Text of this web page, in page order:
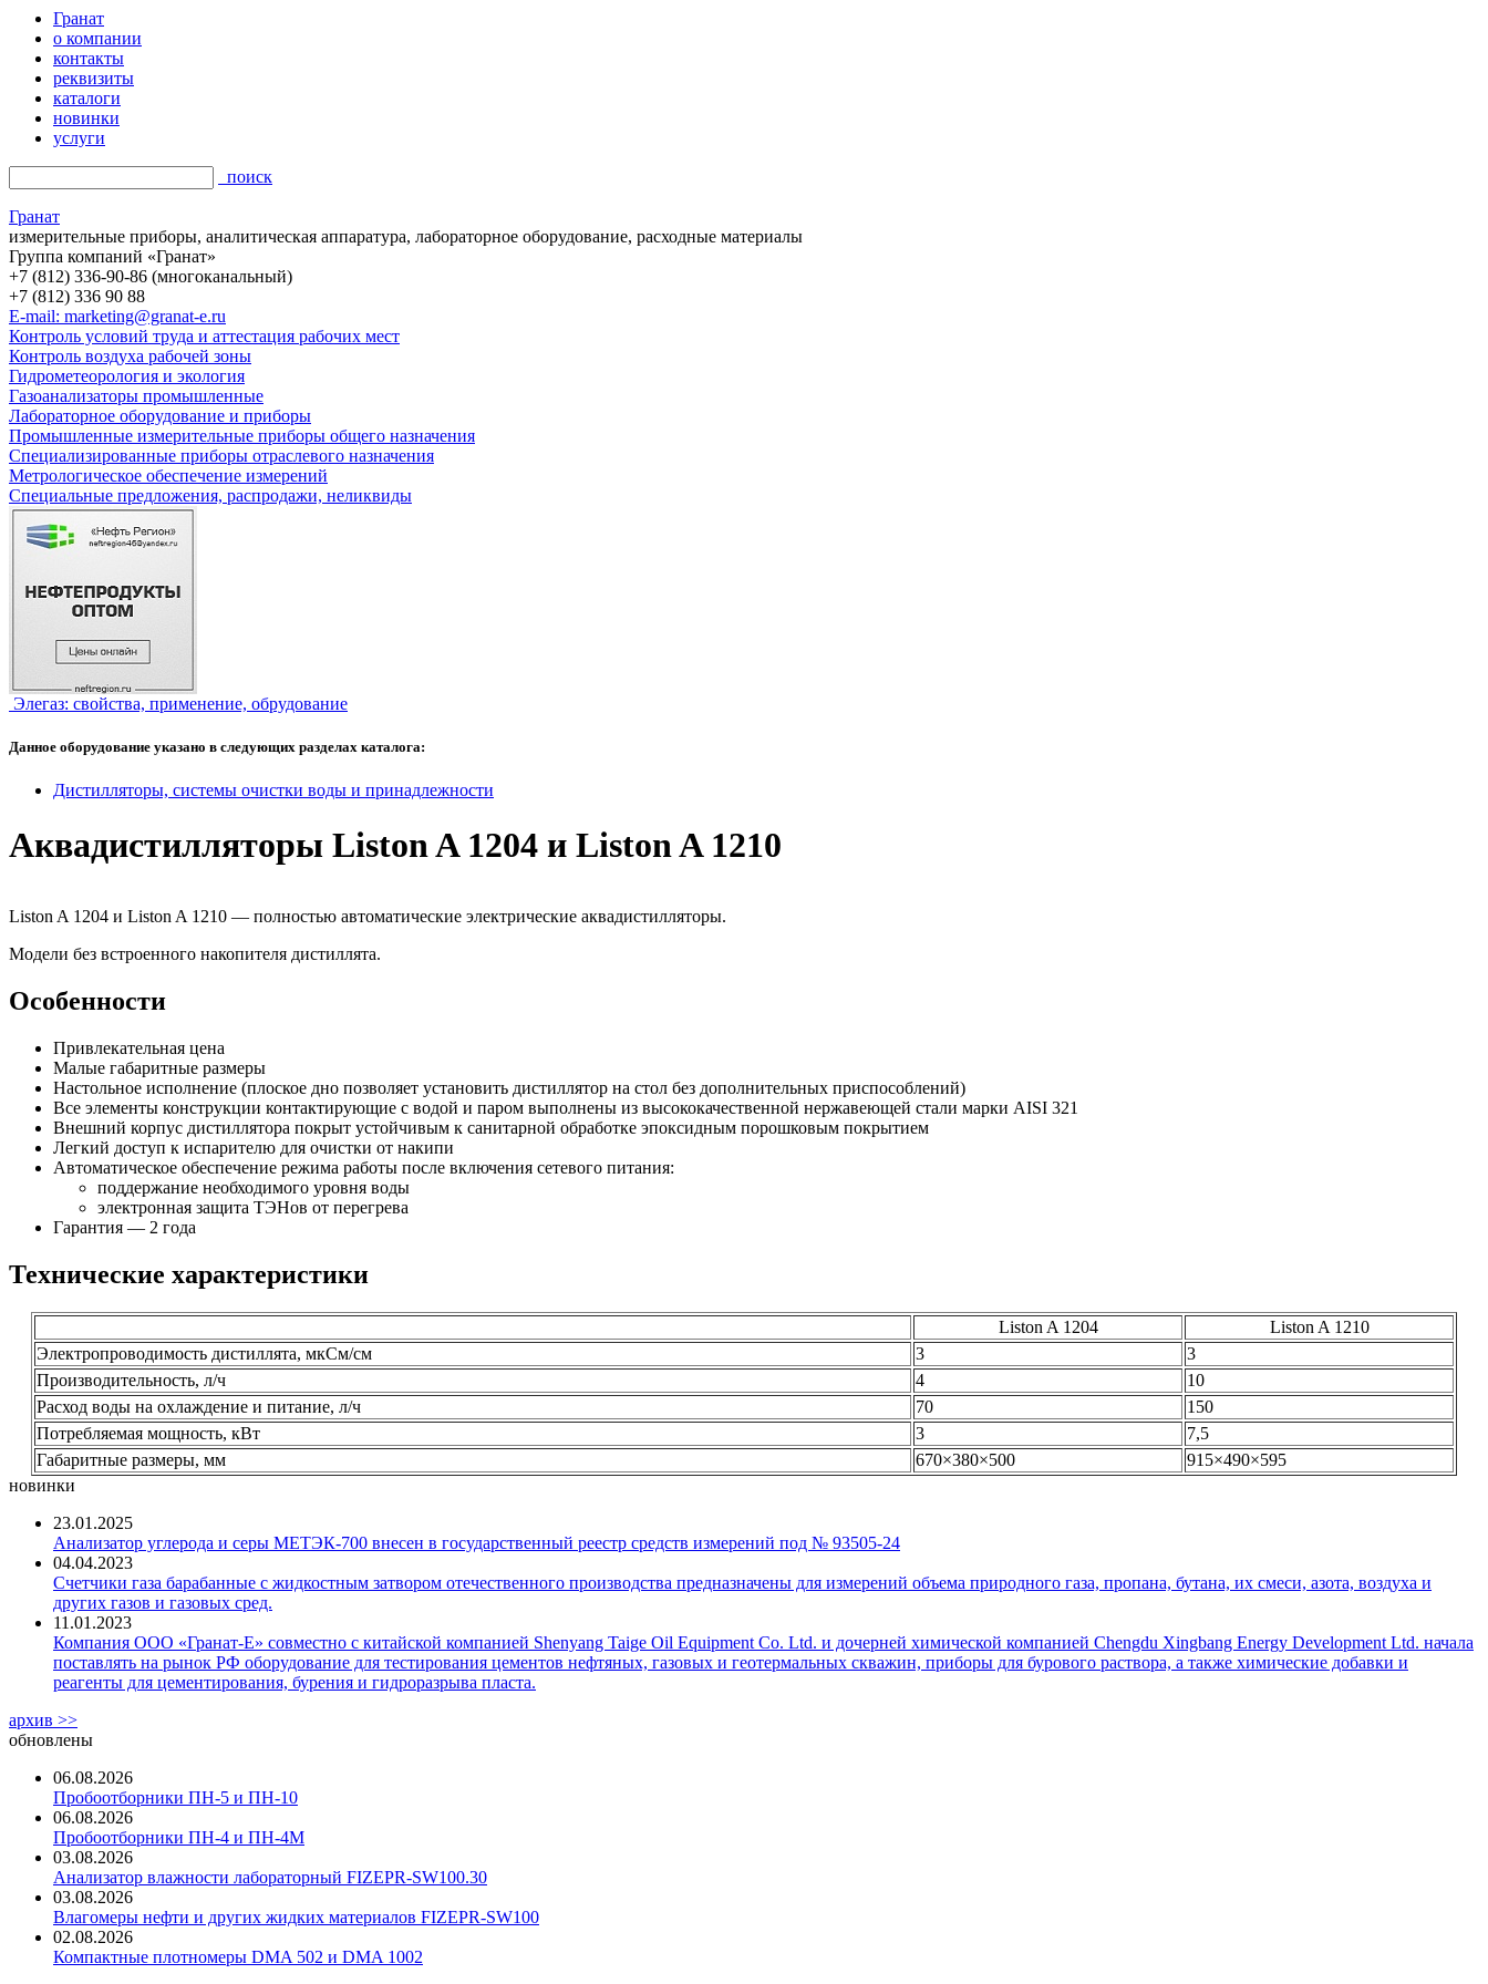
Гранат
о компании
контакты
реквизиты
каталоги
новинки
услуги
поиск
Гранат
измерительные приборы, аналитическая аппаратура, лабораторное оборудование, расходные материалы
Группа компаний «Гранат»
+7 (812) 336-90-86 (многоканальный)
+7 (812) 336 90 88
E-mail: marketing@granat-e.ru
Контроль условий труда и аттестация рабочих мест
Контроль воздуха рабочей зоны
Гидрометеорология и экология
Газоанализаторы промышленные
Лабораторное оборудование и приборы
Промышленные измерительные приборы общего назначения
Специализированные приборы отраслевого назначения
Метрологическое обеспечение измерений
Специальные предложения, распродажи, неликвиды
Элегаз: свойства, применение, обрудование
Данное оборудование указано в следующих разделах каталога:
Дистилляторы, системы очистки воды и принадлежности
Аквадистилляторы Liston A 1204 и Liston A 1210
Liston A 1204 и Liston A 1210 — полностью автоматические электрические аквадистилляторы.
Модели без встроенного накопителя дистиллята.
Особенности
Привлекательная цена
Малые габаритные размеры
Настольное исполнение (плоское дно позволяет установить дистиллятор на стол без дополнительных приспособлений)
Все элементы конструкции контактирующие с водой и паром выполнены из высококачественной нержавеющей стали марки AISI 321
Внешний корпус дистиллятора покрыт устойчивым к санитарной обработке эпоксидным порошковым покрытием
Легкий доступ к испарителю для очистки от накипи
Автоматическое обеспечение режима работы после включения сетевого питания:
поддержание необходимого уровня воды
электронная защита ТЭНов от перегрева
Гарантия — 2 года
Технические характеристики
Liston A 1204
Liston A 1210
Электропроводимость дистиллята, мкСм/см
3
3
Производительность, л/ч
4
10
Расход воды на охлаждение и питание, л/ч
70
150
Потребляемая мощность, кВт
3
7,5
Габаритные размеры, мм
670×380×500
915×490×595
новинки
23.01.2025
Анализатор углерода и серы МЕТЭК-700 внесен в государственный реестр средств измерений под № 93505-24
04.04.2023
Счетчики газа барабанные с жидкостным затвором отечественного производства предназначены для измерений объема природного газа, пропана, бутана, их смеси, азота, воздуха и
других газов и газовых сред.
11.01.2023
Компания ООО «Гранат-Е» совместно с китайской компанией Shenyang Taige Oil Equipment Co. Ltd. и дочерней химической компанией Chengdu Xingbang Energy Development Ltd. начала
поставлять на рынок РФ оборудование для тестирования цементов нефтяных, газовых и геотермальных скважин, приборы для бурового раствора, а также химические добавки и
реагенты для цементирования, бурения и гидроразрыва пласта.
архив >>
обновлены
06.08.2026
Пробоотборники ПН-5 и ПН-10
06.08.2026
Пробоотборники ПН-4 и ПН-4М
03.08.2026
Анализатор влажности лабораторный FIZEPR-SW100.30
03.08.2026
Влагомеры нефти и других жидких материалов FIZEPR-SW100
02.08.2026
Компактные плотномеры DMA 502 и DMA 1002